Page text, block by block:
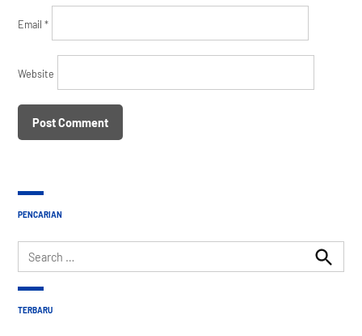
Email*
Website
PENCARIAN
Search
for:
Search
TERBARU